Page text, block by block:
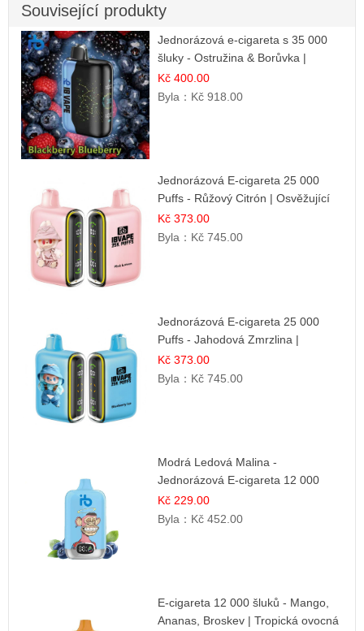
Související produkty
Jednorázová e-cigareta s 35 000
šluky - Ostružina & Borůvka |
Intenzivní lesní směs
Kč 400.00
Byla： Kč 918.00
Jednorázová E-cigareta 25 000
Puffs - Růžový Citrón | Osvěžující
citrusová příchuť
Kč 373.00
Byla： Kč 745.00
Jednorázová E-cigareta 25 000
Puffs - Jahodová Zmrzlina |
Krémová sladká příchuť
Kč 373.00
Byla： Kč 745.00
Modrá Ledová Malina -
Jednorázová E-cigareta 12 000
šluků | Osvěžující Bobulová Příchuť
Kč 229.00
Byla： Kč 452.00
E-cigareta 12 000 šluků - Mango,
Ananas, Broskev | Tropická ovocná